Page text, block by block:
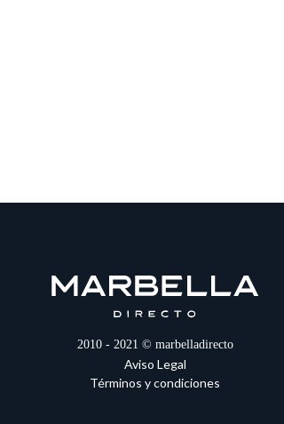
2010 - 2021 © marbelladirecto
Aviso Legal
Términos y condiciones